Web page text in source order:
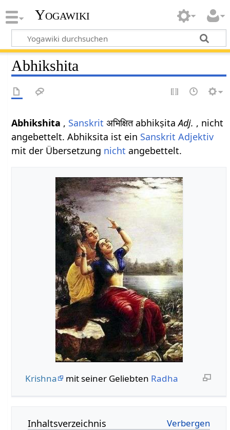
Yogawiki
Abhikshita
Abhikshita , Sanskrit अभिक्षित abhikṣitaAdj. , nicht
angebettelt. Abhiksita ist ein Sanskrit Adjektiv
mit der Übersetzung nicht angebettelt.
Krishna mit seiner Geliebten Radha
Inhaltsverzeichnis